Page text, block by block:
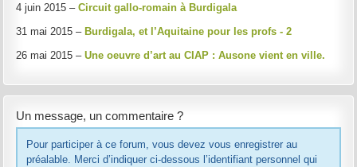
4 juin 2015 –Circuit gallo-romain à Burdigala
31 mai 2015 – Burdigala, et l’Aquitaine pour les profs - 2
26 mai 2015 –Une oeuvre d’art au CIAP : Ausone vient en ville.
Un message, un commentaire ?
Pour participer à ce forum, vous devez vous enregistrer au
préalable. Merci d’indiquer ci-dessous l’identifiant personnel qui